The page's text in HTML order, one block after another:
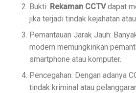
Bukti: Rekaman CCTVdapat
jika terjadi tindak kejahatan
Pemantauan Jarak Jauh:
modern memungkinkan
smartphone atau komputer.
Pencegahan: Dengan adanya
tindak kriminal atau